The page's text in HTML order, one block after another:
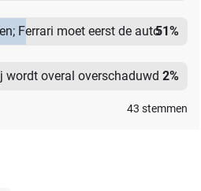
Ferrari moet eerst de auto51%
wordt overal overschaduwd 2%
43 stemmen